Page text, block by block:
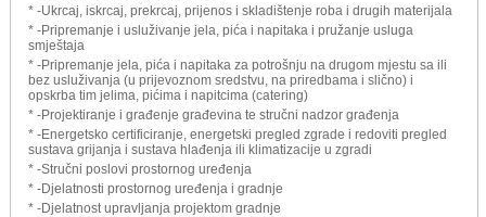
* -Ukrcaj, iskrcaj, prekrcaj, prijenos i skladištenje roba i drugih materijala
* -Pripremanje i usluživanje jela, pića i napitaka i pružanje usluga
smještaja
* -Pripremanje jela, pića i napitaka za potrošnju na drugom mjestu sa ili
bez usluživanja (u prijevoznom sredstvu, na priredbama i slično) i
opskrba tim jelima, pićima i napitcima (catering)
* -Projektiranje i građenje građevina te stručni nadzor građenja
* -Energetsko certificiranje, energetski pregled zgrade i redoviti pregled
sustava grijanja i sustava hlađenja ili klimatizacije u zgradi
* -Stručni poslovi prostornog uređenja
* -Djelatnosti prostornog uređenja i gradnje
* -Djelatnost upravljanja projektom gradnje